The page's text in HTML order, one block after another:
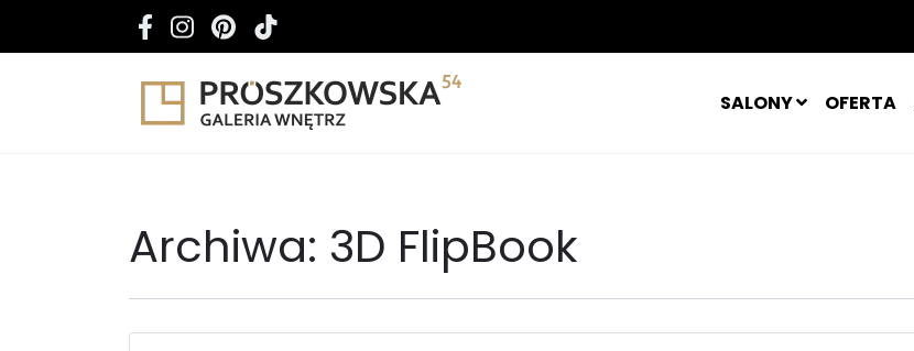
SALONY OFERTA
Archiwa: 3D FlipBook